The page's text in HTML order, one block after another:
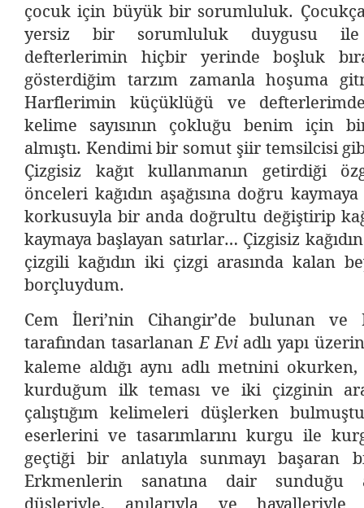
çocuk için büyük bir sorumluluk.
yersiz bir sorumluluk duygusu ile
defterlerimin hiçbir yerinde boşluk
gösterdiğim tarzım zamanla hoşuma
Harflerimin küçüklüğü ve
kelime sayısının çokluğu benim için
almıştı. Kendimi bir somut şiir temsilcisi
Çizgisiz kağıt kullanmanın getirdiği
önceleri kağıdın aşağısına doğru
korkusuyla bir anda doğrultu değiştirip
kaymaya başlayan satırlar… Çizgisiz
çizgili kağıdın iki çizgi arasında kalan
borçluydum.
Cem İleri’nin Cihangir’de bulunan ve
tarafından tasarlananE Eviadlı yapı
kaleme aldığı aynı adlı metnini
kurduğum ilk teması ve iki çizginin
çalıştığım kelimeleri düşlerken
eserlerini ve tasarımlarını kurgu ile
geçtiği bir anlatıyla sunmayı
Erkmenlerin sanatına dair sunduğu